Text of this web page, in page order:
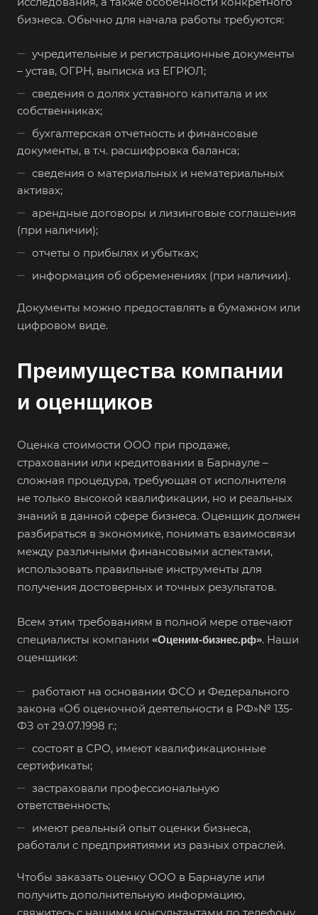
бизнеса. Обычно для начала работы требуются:
учредительные и регистрационные документы
– устав, ОГРН, выписка из ЕГРЮЛ;
сведения о долях уставного капитала и их
собственниках;
бухгалтерская отчетность и финансовые
документы, в т.ч. расшифровка баланса;
сведения о материальных и нематериальных
активах;
арендные договоры и лизинговые соглашения
(при наличии);
отчеты о прибылях и убытках;
информация об обременениях (при наличии).
Документы можно предоставлять в бумажном или
цифровом виде.
Преимущества компании
и оценщиков
Оценка стоимости ООО при продаже,
страховании или кредитовании в Барнауле –
сложная процедура, требующая от исполнителя
не только высокой квалификации, но и реальных
знаний в данной сфере бизнеса. Оценщик должен
разбираться в экономике, понимать взаимосвязи
между различными финансовыми аспектами,
использовать правильные инструменты для
получения достоверных и точных результатов.
Всем этим требованиям в полной мере отвечают
специалисты компании «Оценим-бизнес.рф». Наши
оценщики:
работают на основании ФСО и Федерального
закона «Об оценочной деятельности в РФ»№ 135-
ФЗ от 29.07.1998 г.;
состоят в СРО, имеют квалификационные
сертификаты;
застраховали профессиональную
ответственность;
имеют реальный опыт оценки бизнеса,
работали с предприятиями из разных отраслей.
Чтобы заказать оценку ООО в Барнауле или
получить дополнительную информацию,
Белово
Белорецк
Белореченск
Белоярский
Бердск
Березники
Бийск
Бирск
Бирюч
Благовещенск
Богородицк
Большой Камень
Бор
Борзя
Братск
Бронницы
Брянск
Бугуруслан
Бузулук
Буйнакск
Бутурлиновка
Валуйки
Великие Луки
Великий Новгород
Великий Устюг
Вельск
Верхний Уфалей
Видное